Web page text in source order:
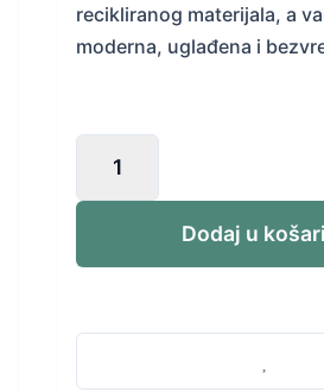
recikliranog materijala, a
moderna, uglađena i
Iredale
kutijica
količina
Dodaj u